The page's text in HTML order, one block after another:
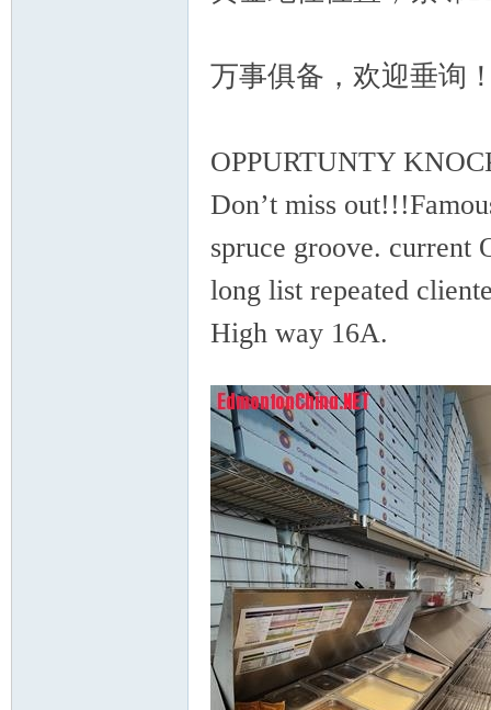
万事俱备，欢迎垂询
OPPURTUNTY
Don’t miss
spruce groove. current
long list repeated
High way 16A.